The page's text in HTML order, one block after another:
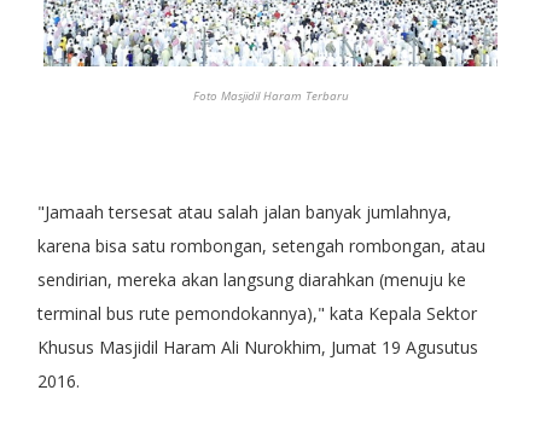
Foto Masjidil Haram Terbaru
"Jamaah tersesat atau salah jalan banyak jumlahnya,
karena bisa satu rombongan, setengah rombongan, atau
sendirian, mereka akan langsung diarahkan (menuju ke
terminal bus rute pemondokannya)," kata Kepala Sektor
Khusus Masjidil Haram Ali Nurokhim, Jumat 19 Agusutus
2016.